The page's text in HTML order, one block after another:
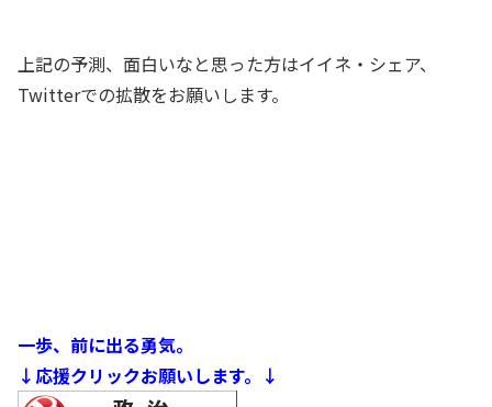
上記の予測、面白いなと思った方はイイネ・シェア、
Twitterでの拡散をお願いします。
一歩、前に出る勇気。
↓応援クリックお願いします。↓